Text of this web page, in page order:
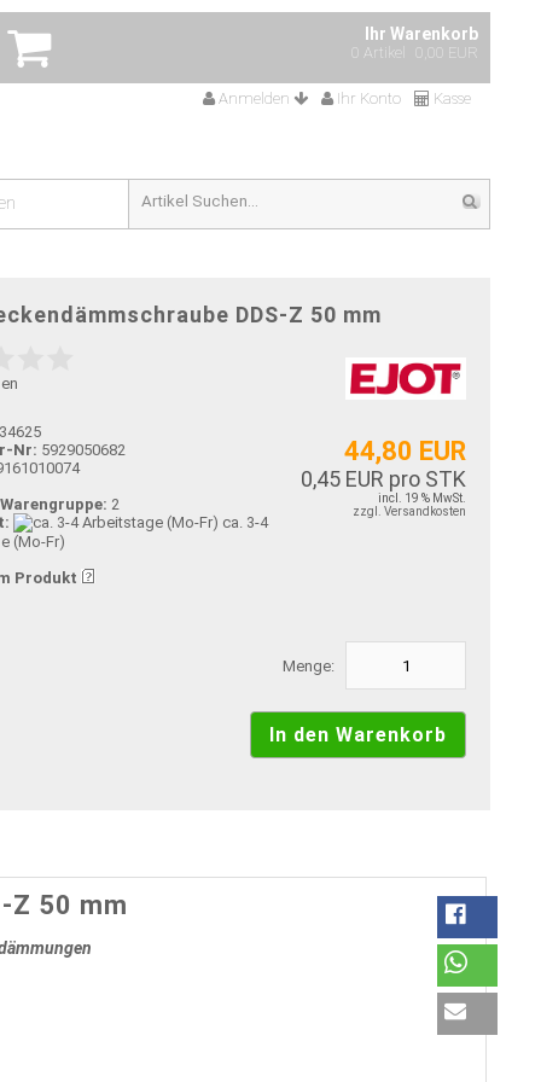
Ihr Warenkorb
0 Artikel 0,00 EUR
Anmelden Ihr Konto Kasse
DDS-Z 50 mm
44,80 EUR
0,45 EUR pro STK
incl. 19 % MwSt.
zzgl. Versandkosten
Nr: 5929050682
2
ca. 3-4
(Mo-Fr)
Produkt
Menge:
Z 50 mm